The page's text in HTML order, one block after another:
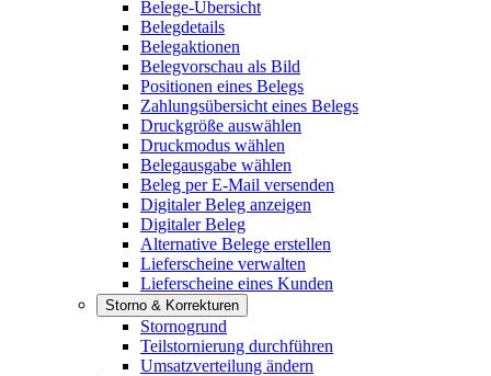
Belege-Übersicht
Belegdetails
Belegaktionen
Belegvorschau als Bild
Positionen eines Belegs
Zahlungsübersicht eines Belegs
Druckgröße auswählen
Druckmodus wählen
Belegausgabe wählen
Beleg per E-Mail versenden
Digitaler Beleg anzeigen
Digitaler Beleg
Alternative Belege erstellen
Lieferscheine verwalten
Lieferscheine eines Kunden
Storno & Korrekturen
Stornogrund
Teilstornierung durchführen
Umsatzverteilung ändern